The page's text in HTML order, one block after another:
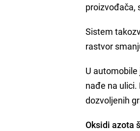
proizvođača,
Sistem
rastvor
U
nađe na ulici.
dozvoljenih
Oksidi azota